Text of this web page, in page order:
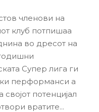
членови на
клуб потпишаа
во дресот на
Супер лига ги
перформанси а
потенцијал
вратите...